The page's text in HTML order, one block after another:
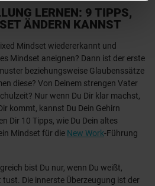
LERNEN: 9 TIPPS,
ÄNDERN KANNST
Mindset wiedererkannt und
Mindset aneignen? Dann ist der erste
beziehungsweise Glaubenssätze
diese? Von Deinem strengen Vater
Nur wenn Du Dir klar machst,
kommt, kannst Du Dein Gehirn
Dir 10 Tipps, wie Du Dein altes
Mindset für die New Work-Führung
bist Du nur, wenn Du weißt,
Die innerste Überzeugung ist der